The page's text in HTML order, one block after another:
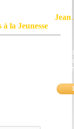
Jean
la Jeunesse
faire écho, de notre
imbéciles et aux